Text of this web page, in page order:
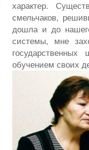
характер.
смельчаков,
дошла и до
системы, мне
обучением своих